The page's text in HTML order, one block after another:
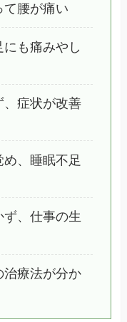
て腰が痛い
も痛みやし
、症状が改善
、睡眠不足
、仕事の生
治療法が分か